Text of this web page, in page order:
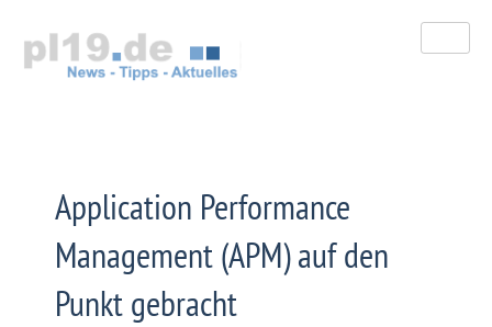
springen
Application Performance
Management (APM) auf den
Punkt gebracht